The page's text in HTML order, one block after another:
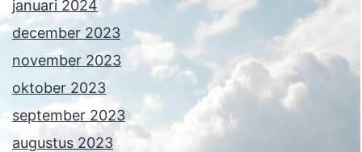
januari 2024
december 2023
november 2023
oktober 2023
september 2023
augustus 2023